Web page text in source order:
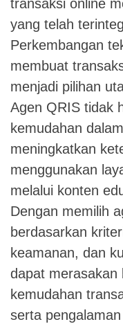
transaksi online
yang telah
Perkembangan
membuat
menjadi pilihan
Agen QRIS tidak
kemudahan
meningkatkan
menggunakan
melalui konten
Dengan memilih
berdasarkan
keamanan, dan
dapat merasakan
kemudahan
serta